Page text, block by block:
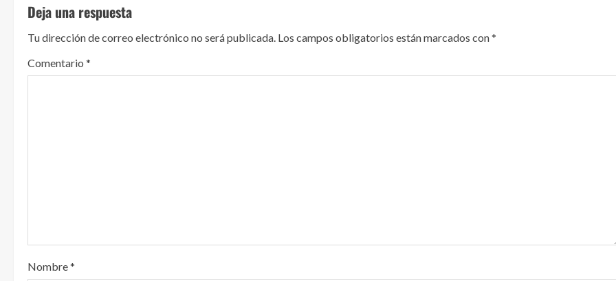
e
l
e
Deja una respuesta
Tu dirección de correo electrónico no será publicada. Los campos obligatorios están marcados con*
Comentario *
Nombre*